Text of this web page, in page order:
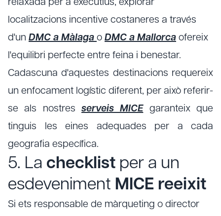
relaxada per a executius, explorar
localitzacions incentive costaneres a través
d'un DMC a Màlaga o DMC a Mallorca ofereix
l'equilibri perfecte entre feina i benestar.
Cadascuna d'aquestes destinacions requereix
un enfocament logístic diferent, per això referir-
se als nostres serveis MICEgaranteix que
tinguis les eines adequades per a cada
geografia específica.
5. La checklist per a un
esdeveniment MICE reeixit
Si ets responsable de màrqueting o director